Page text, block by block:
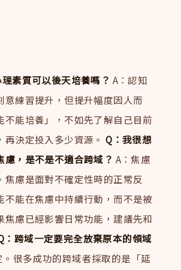
素質可以後天培養嗎？ A：認知
意練習提升，但提升幅度因人而
不能培養」，不如先了解自己目前
再決定投入多少資源。Q：我很想
慮，是不是不適合跨域？ A：焦慮
焦慮是面對不確定性時的正常反
不能在焦慮中持續行動，而不是被
焦慮已經影響日常功能，建議先和
：跨域一定要完全放棄原本的領域
。很多成功的跨域者採取的是「延